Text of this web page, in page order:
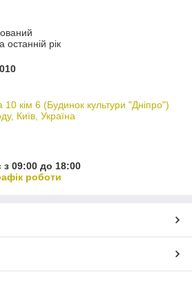
останній рік
10 кім 6 (Будинок культури "Дніпро")
Київ, Україна
09:00 до 18:00
роботи